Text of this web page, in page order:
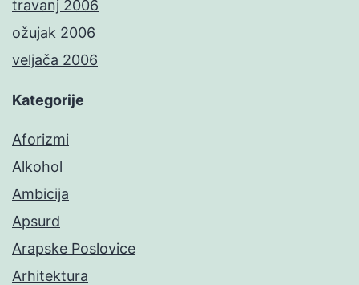
travanj 2006
ožujak 2006
veljača 2006
Kategorije
Aforizmi
Alkohol
Ambicija
Apsurd
Arapske Poslovice
Arhitektura